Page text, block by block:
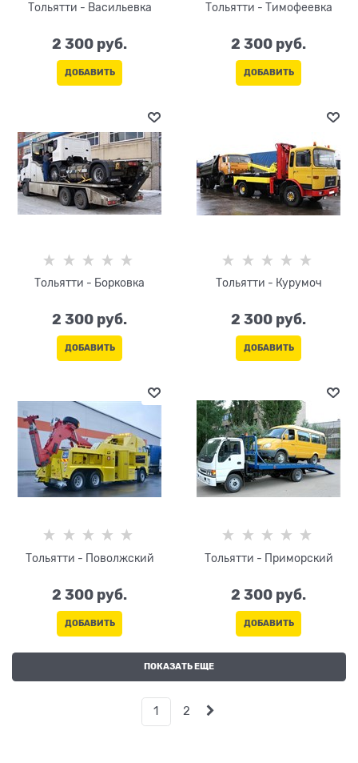
Тольятти - Васильевка
2 300 руб.
ДОБАВИТЬ
Тольятти - Тимофеевка
2 300 руб.
ДОБАВИТЬ
Тольятти - Борковка
2 300 руб.
ДОБАВИТЬ
Тольятти - Курумоч
2 300 руб.
ДОБАВИТЬ
Тольятти - Поволжский
2 300 руб.
ДОБАВИТЬ
Тольятти - Приморский
2 300 руб.
ДОБАВИТЬ
ПОКАЗАТЬ ЕЩЕ
1 2